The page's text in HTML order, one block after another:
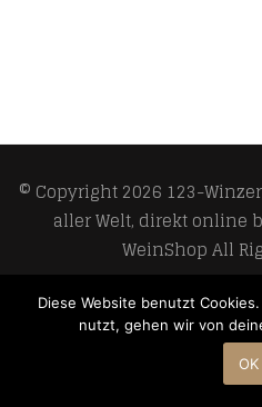
© Copyright 2026 123-
aller Welt, direkt online
WeinShopAll
Develop and design
Diese Website benutzt
nutzt, gehen wir von
OK